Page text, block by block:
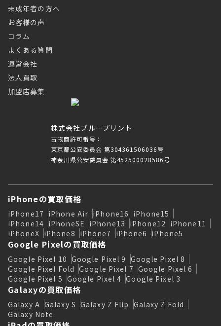
株式会社ブループリント
古物商許可番号：
東京都公安委員会 第304361506036号
神奈川県公安委員会 第452500028586号
未成年者の方へ
お客様の声
コラム
よくある質問
運営会社
法人買取
加盟店募集
iPhoneの買取価格
iPhone17 iPhone Air iPhone16 iPhone15
iPhone14 iPhoneSE iPhone13 iPhone12 iPhone11
iPhoneX iPhone8 iPhone7 iPhone6 iPhone5
Google Pixelの買取価格
Google Pixel 10 Google Pixel 9 Google Pixel 8
Google Pixel Fold Google Pixel 7 Google Pixel 6
Google Pixel 5 Google Pixel 4 Google Pixel 3
Galaxyの買取価格
Galaxy A Galaxy S Galaxy Z Flip Galaxy Z Fold
Galaxy Note